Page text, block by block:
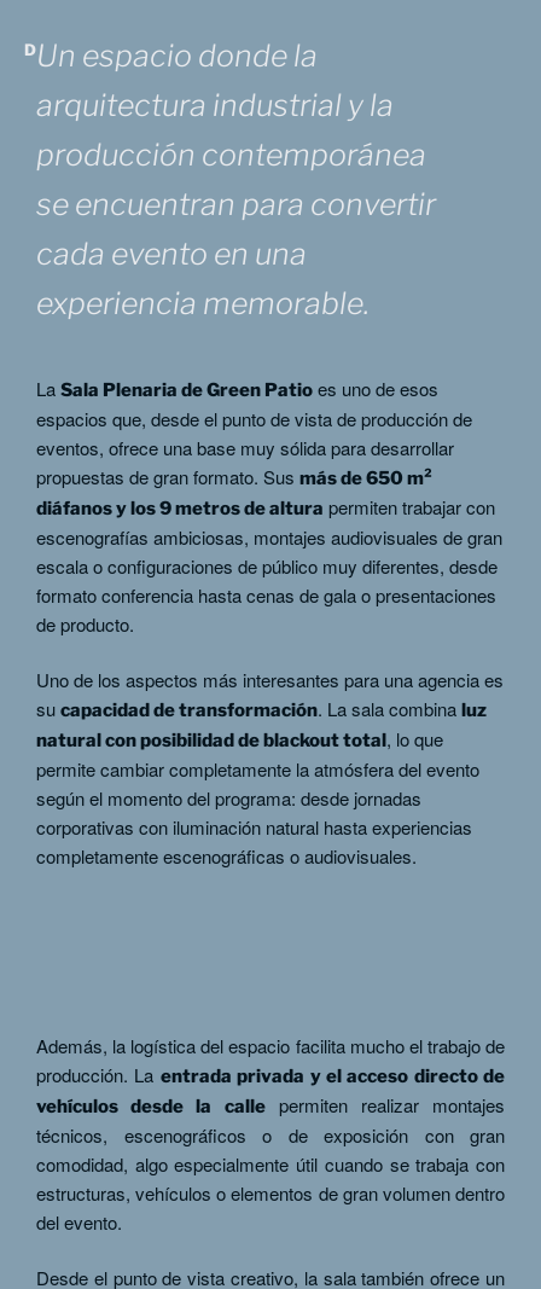
DESCRIPCIÓN DE LOS ESPACIOS
Un espacio donde la
arquitectura industrial y la
producción contemporánea
se encuentran para convertir
cada evento en una
experiencia memorable.
La Sala Plenaria de Green Patio es uno de esos
espacios que, desde el punto de vista de producción de
eventos, ofrece una base muy sólida para desarrollar
propuestas de gran formato. Sus más de 650 m²
diáfanos y los 9 metros de altura permiten trabajar con
escenografías ambiciosas, montajes audiovisuales de gran
escala o configuraciones de público muy diferentes, desde
formato conferencia hasta cenas de gala o presentaciones
de producto.
Uno de los aspectos más interesantes para una agencia es
su capacidad de transformación. La sala combina luz
natural con posibilidad de blackout total, lo que
permite cambiar completamente la atmósfera del evento
según el momento del programa: desde jornadas
corporativas con iluminación natural hasta experiencias
completamente escenográficas o audiovisuales.
Además, la logística del espacio facilita mucho el trabajo de
producción. La entrada privada y el acceso directo de
vehículos desde la callepermiten realizar montajes
técnicos, escenográficos o de exposición con gran
comodidad, algo especialmente útil cuando se trabaja con
estructuras, vehículos o elementos de gran volumen dentro
del evento.
Desde el punto de vista creativo, la sala también ofrece un